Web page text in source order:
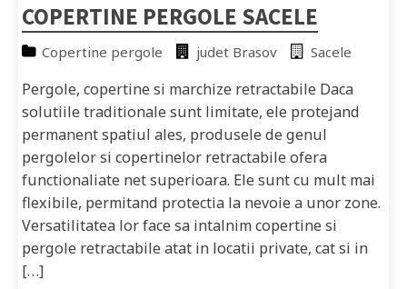
COPERTINE PERGOLE SACELE
Copertine pergole judet Brasov Sacele
Pergole, copertine si marchize retractabile Daca
solutiile traditionale sunt limitate, ele protejand
permanent spatiul ales, produsele de genul
pergolelor si copertinelor retractabile ofera
functionaliate net superioara. Ele sunt cu mult mai
flexibile, permitand protectia la nevoie a unor zone.
Versatilitatea lor face sa intalnim copertine si
pergole retractabile atat in locatii private, cat si in
[…]